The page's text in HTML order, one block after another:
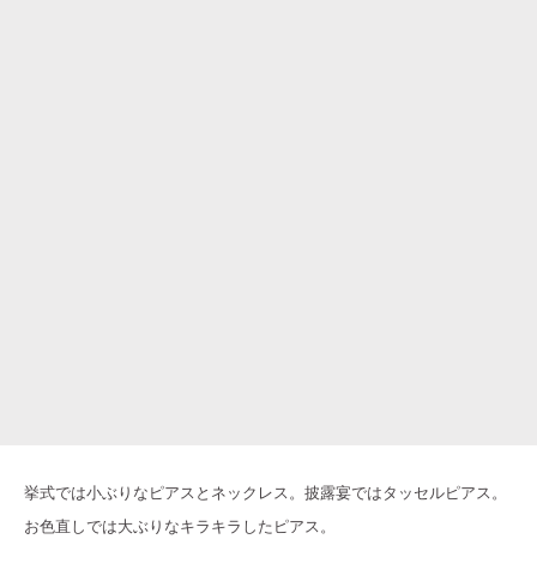
挙式では小ぶりなピアスとネックレス。披露宴ではタッセルピアス。
お色直しでは大ぶりなキラキラしたピアス。